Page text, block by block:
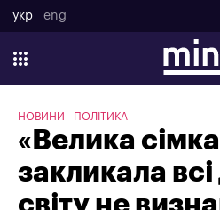
укр eng
НОВИНИ ПОЛІТИКА
«Велика
закликала